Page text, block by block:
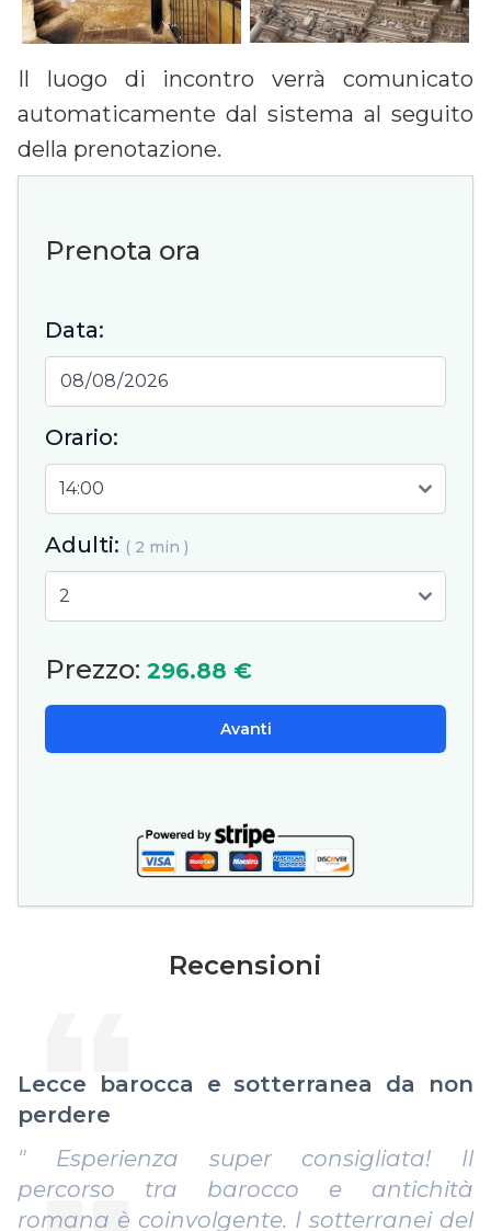
Il luogo di incontro verrà comunicato
automaticamente dal sistema al seguito
della prenotazione.
Prenota ora
Data:
Orario:
Adulti: ( 2 min )
Prezzo: 296.88 €
Avanti
Recensioni
Lecce barocca e sotterranea da non
perdere
" Esperienza super consigliata! Il
percorso tra barocco e antichità
romana è coinvolgente. I sotterranei del